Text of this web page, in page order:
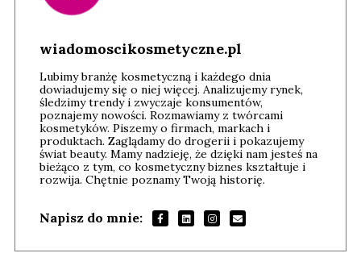
wiadomoscikosmetyczne.pl
Lubimy branżę kosmetyczną i każdego dnia
dowiadujemy się o niej więcej. Analizujemy rynek,
śledzimy trendy i zwyczaje konsumentów,
poznajemy nowości. Rozmawiamy z twórcami
kosmetyków. Piszemy o firmach, markach i
produktach. Zaglądamy do drogerii i pokazujemy
świat beauty. Mamy nadzieję, że dzięki nam jesteś na
bieżąco z tym, co kosmetyczny biznes kształtuje i
rozwija. Chętnie poznamy Twoją historię.
Napisz do mnie: